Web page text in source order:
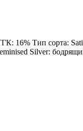
16% Тип сорта:
Silver: